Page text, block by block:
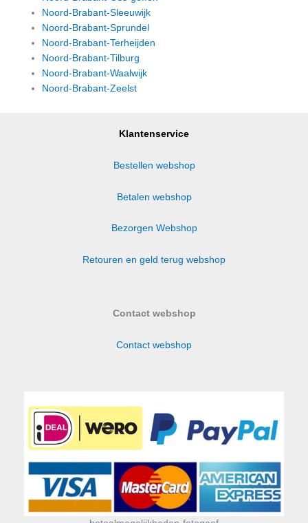
Noord-Brabant-Sleeuwijk
Noord-Brabant-Sprundel
Noord-Brabant-Terheijden
Noord-Brabant-Tilburg
Noord-Brabant-Waalwijk
Noord-Brabant-Zeelst
Klantenservice
Bestellen webshop
Betalen webshop
Bezorgen Webshop
Retouren en geld terug webshop
Contact webshop
Contact webshop